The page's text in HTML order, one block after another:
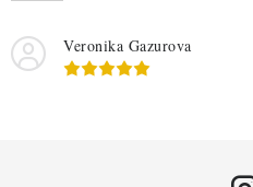
Veronika Gazurova